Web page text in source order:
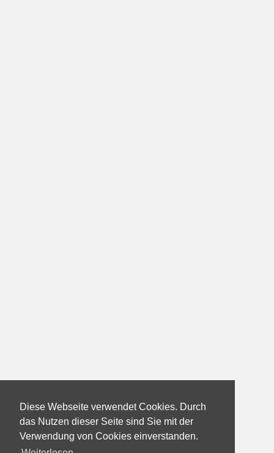
Diese Webseite verwendet Cookies. Durch
das Nutzen dieser Seite sind Sie mit der
Verwendung von Cookies einverstanden.